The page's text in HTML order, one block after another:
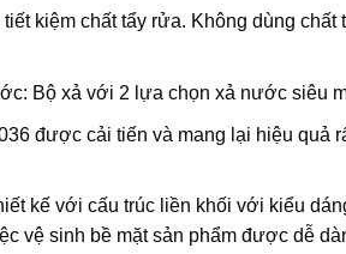
kiệm chất tẩy rửa. Không dùng
Bộ xả với 2 lựa chọn xả nước siêu
được cải tiến và mang lại hiệu quả
kế với cấu trúc liền khối với kiểu
vệ sinh bề mặt sản phẩm được dễ